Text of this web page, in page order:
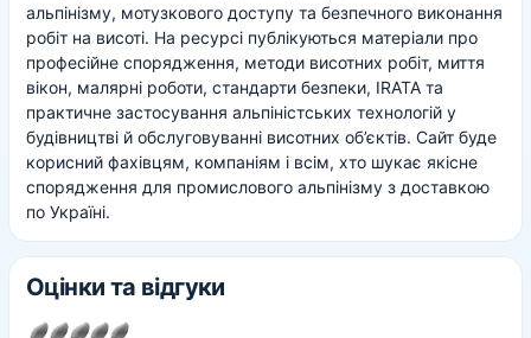
альпінізму, мотузкового доступу та безпечного виконання
робіт на висоті. На ресурсі публікуються матеріали про
професійне спорядження, методи висотних робіт, миття
вікон, малярні роботи, стандарти безпеки, IRATA та
практичне застосування альпіністських технологій у
будівництві й обслуговуванні висотних об’єктів. Сайт буде
корисний фахівцям, компаніям і всім, хто шукає якісне
спорядження для промислового альпінізму з доставкою
по Україні.
Оцінки та відгуки